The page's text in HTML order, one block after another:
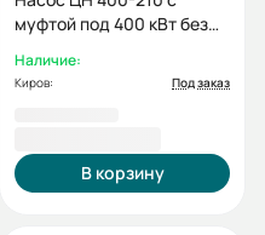
муфтой под 400 кВт без
рамы
Наличие:
Киров: Под заказ
В корзину